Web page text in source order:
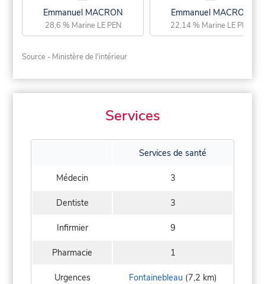
Emmanuel MACRON
28,6 % Marine LE PEN
Emmanuel MACRON
22,14 % Marine LE PEN
Source - Ministère de l'intérieur
Services
Services de santé
Médecin 3
Dentiste 3
Infirmier 9
Pharmacie 1
Urgences Fontainebleau (7,2 km)